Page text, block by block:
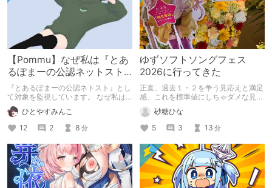
【Pommu】なぜ私は『とあ
るぽまーの公認ネットスト
ーカー』になったのか【出
会い編】
『とあるぽまーの公認ネトスト』とし
て対象を監視しています。 なぜ私は
このような行動をとるに至ったのか。
これまでのあゆみを振り返ります。
ひとやすみんこ
12
2 8 分
ゆずソフトソングフェス
2026に行ってきた
正直、過去１・２を争う見応えと満足
感、これを標準値にしちゃダメな見本
砂糖ひな
5
3 13 分